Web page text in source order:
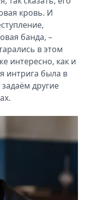
кровь. И
банда, –
в этом
интересно, как и
интрига была в
другие